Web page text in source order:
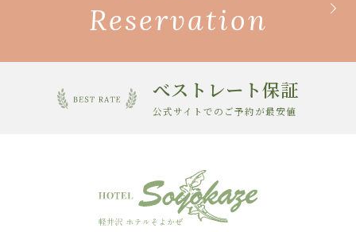
Reservation
べストレート保証
公式サイトでのご予約が最安値